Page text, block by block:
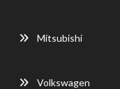
Mitsubishi
Volkswagen